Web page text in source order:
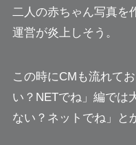
二人の赤ちゃん写真を
運営が炎上しそう。
この時にCMも流れて
い？NETでね」編では
ない？ネットでね」
と